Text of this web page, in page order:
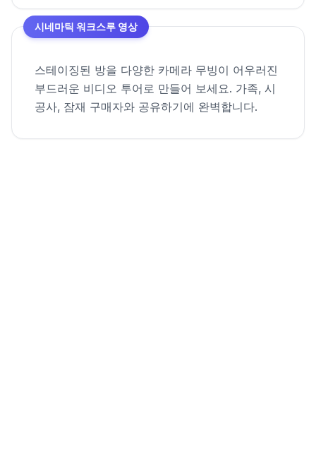
시네마틱 워크스루 영상
스테이징된 방을 다양한 카메라 무빙이 어우러진
부드러운 비디오 투어로 만들어 보세요. 가족, 시
공사, 잠재 구매자와 공유하기에 완벽합니다.